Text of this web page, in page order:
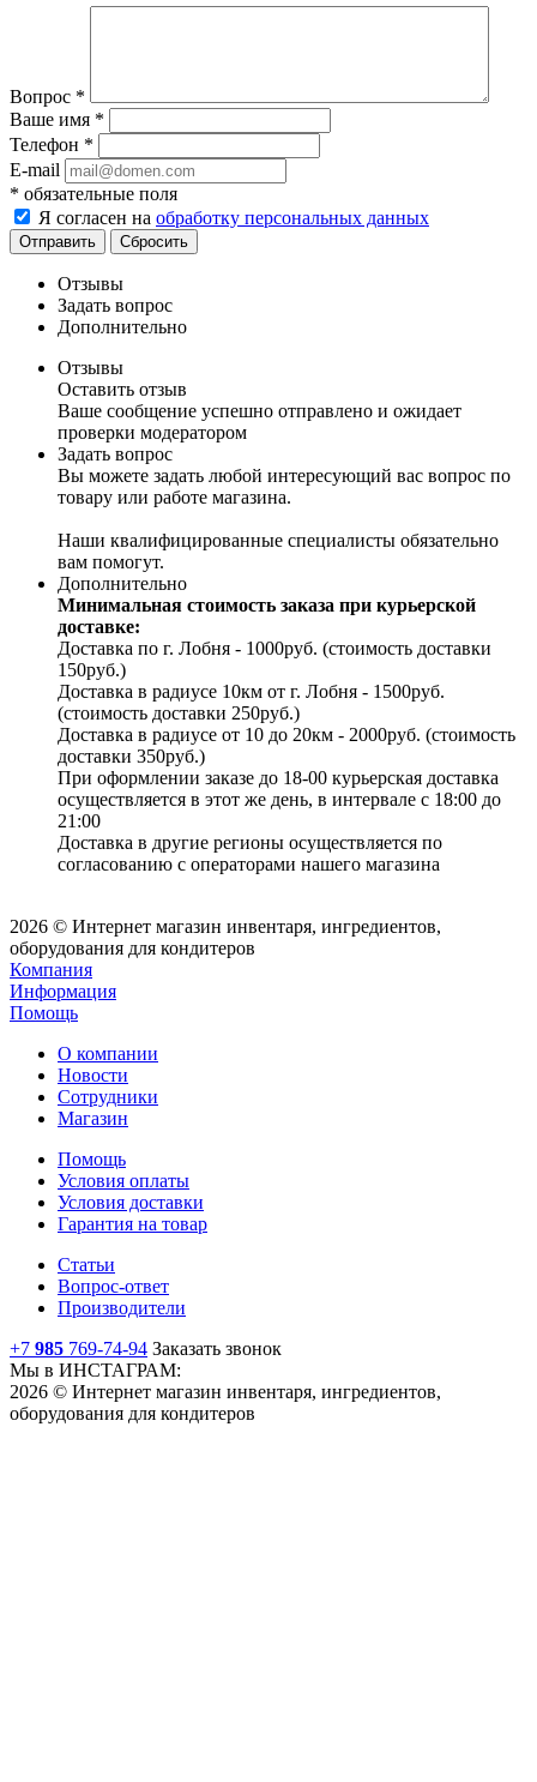
Вопрос *
Ваше имя *
Телефон *
E-mail
* обязательные поля
Я согласен на обработку персональных данных
Отправить Сбросить
Отзывы
Задать вопрос
Дополнительно
Отзывы
Оставить отзыв
Ваше сообщение успешно отправлено и ожидает
проверки модератором
Задать вопрос
Вы можете задать любой интересующий вас вопрос по
товару или работе магазина.
Наши квалифицированные специалисты обязательно
вам помогут.
Дополнительно
Минимальная стоимость заказа при курьерской
доставке:
Доставка по г. Лобня - 1000руб. (стоимость доставки
150руб.)
Доставка в радиусе 10км от г. Лобня - 1500руб.
(стоимость доставки 250руб.)
Доставка в радиусе от 10 до 20км - 2000руб. (стоимость
доставки 350руб.)
При оформлении заказе до 18-00 курьерская доставка
осуществляется в этот же день, в интервале с 18:00 до
21:00
Доставка в другие регионы осуществляется по
согласованию с операторами нашего магазина
2026 © Интернет магазин инвентаря, ингредиентов,
оборудования для кондитеров
Компания
Информация
Помощь
О компании
Новости
Сотрудники
Магазин
Помощь
Условия оплаты
Условия доставки
Гарантия на товар
Статьи
Вопрос-ответ
Производители
+7 985 769-74-94 Заказать звонок
Мы в ИНСТАГРАМ:
2026 © Интернет магазин инвентаря, ингредиентов,
оборудования для кондитеров